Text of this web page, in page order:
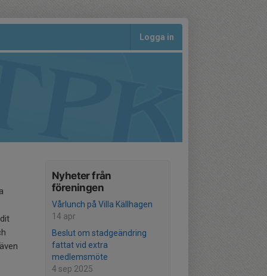
Logga in
Nyheter från
föreningen
Vårlunch på Villa Källhagen
14 apr
Beslut om stadgeändring
fattat vid extra
medlemsmöte
4 sep 2025